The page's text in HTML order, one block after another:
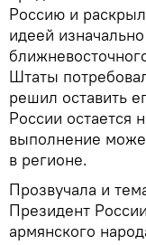
Россию и
идеей
Штаты
решил оставить
России остается
выполнение
в регионе.
Прозвучала и
Президент
армянского